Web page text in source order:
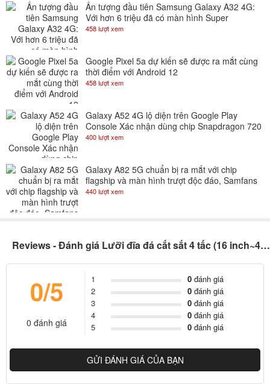
Ấn tượng đầu tiên Samsung Galaxy A32 4G:
Với hơn 6 triệu đã có màn hình Super
AMOLED 90Hz
458 lượt xem
Google Pixel 5a dự kiến sẽ được ra mắt cùng
thời điểm với Android 12
458 lượt xem
Galaxy A52 4G lộ diện trên Google Play
Console Xác nhận dùng chip Snapdragon 720
400 lượt xem
Galaxy A82 5G chuẩn bị ra mắt với chip
flagship và màn hình trượt độc đáo, Samfans
gom lúa đi là vừa
440 lượt xem
Reviews - Đánh giá Lưỡi đĩa đá cắt sắt 4 tấc (16 inch~400-405 mm)
0/5
0 đánh giá
1 0đánh giá
2
0đánh giá
3
0đánh giá
4
0đánh giá
5
0đánh giá
GỬI ĐÁNH GIÁ CỦA BẠN